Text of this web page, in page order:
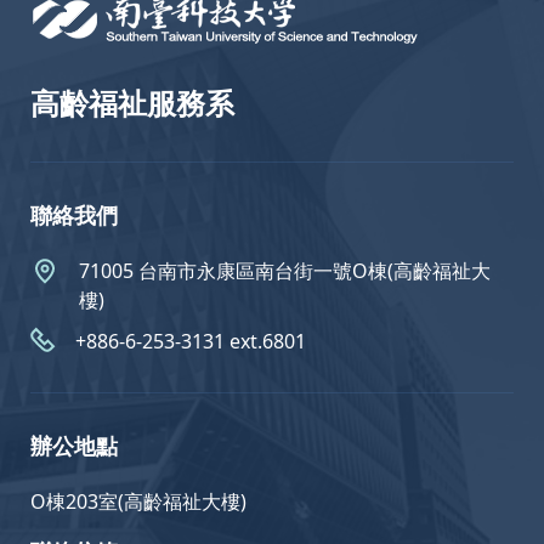
高齡福祉服務系
聯絡我們
71005 台南市永康區南台街一號O棟(高齡福祉大
樓)
+886-6-253-3131 ext.6801
辦公地點
O棟203室(高齡福祉大樓)